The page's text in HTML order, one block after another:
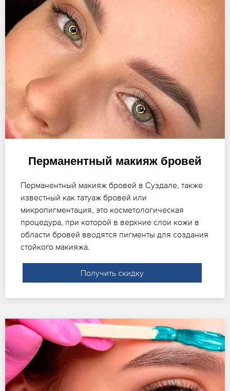
Перманентный макияж бровей
Перманентный макияж бровей в Суздале, также
известный как татуаж бровей или
микропигментация, это косметологическая
процедура, при которой в верхние слои кожи в
области бровей вводятся пигменты для создания
стойкого макияжа.
Получить скидку